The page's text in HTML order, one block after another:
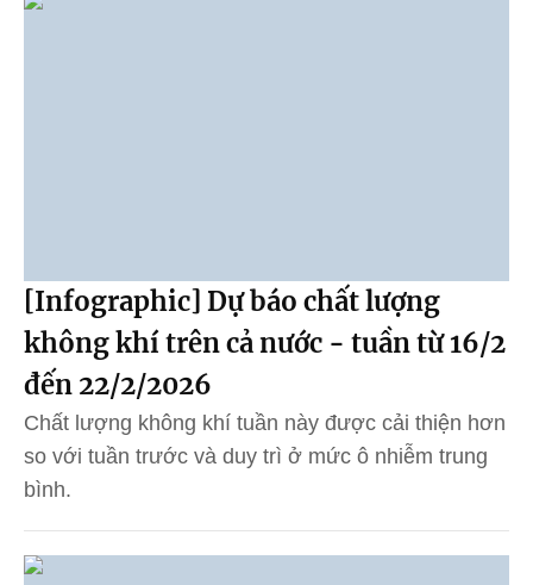
[Infographic] Dự báo chất lượng
không khí trên cả nước - tuần từ 16/2
đến 22/2/2026
Chất lượng không khí tuần này được cải thiện hơn
so với tuần trước và duy trì ở mức ô nhiễm trung
bình.